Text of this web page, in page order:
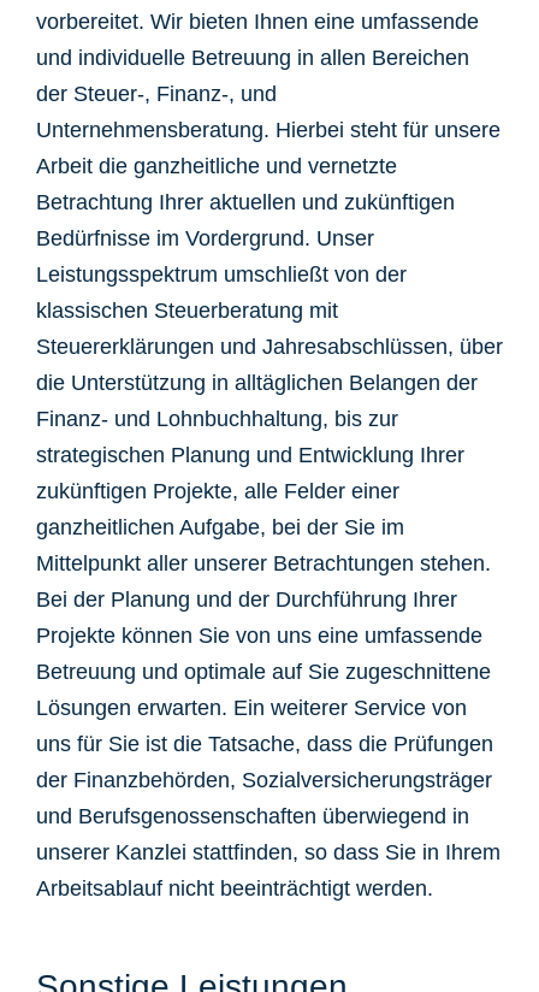
vorbereitet. Wir bieten Ihnen eine umfassende
und individuelle Betreuung in allen Bereichen
der Steuer-, Finanz-, und
Unternehmensberatung. Hierbei steht für unsere
Arbeit die ganzheitliche und vernetzte
Betrachtung Ihrer aktuellen und zukünftigen
Bedürfnisse im Vordergrund. Unser
Leistungsspektrum umschließt von der
klassischen Steuerberatung mit
Steuererklärungen und Jahresabschlüssen, über
die Unterstützung in alltäglichen Belangen der
Finanz- und Lohnbuchhaltung, bis zur
strategischen Planung und Entwicklung Ihrer
zukünftigen Projekte, alle Felder einer
ganzheitlichen Aufgabe, bei der Sie im
Mittelpunkt aller unserer Betrachtungen stehen.
Bei der Planung und der Durchführung Ihrer
Projekte können Sie von uns eine umfassende
Betreuung und optimale auf Sie zugeschnittene
Lösungen erwarten. Ein weiterer Service von
uns für Sie ist die Tatsache, dass die Prüfungen
der Finanzbehörden, Sozialversicherungsträger
und Berufsgenossenschaften überwiegend in
unserer Kanzlei stattfinden, so dass Sie in Ihrem
Arbeitsablauf nicht beeinträchtigt werden.